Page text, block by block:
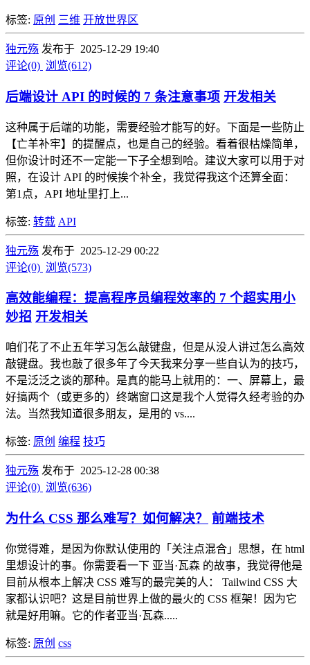
标签: 原创 三维 开放世界区
独元殇 发布于 2025-12-29 19:40
评论(0) 浏览(612)
后端设计 API 的时候的 7 条注意事项 开发相关
这种属于后端的功能，需要经验才能写的好。下面是一些防止
【亡羊补牢】的提醒点，也是自己的经验。看着很枯燥简单，
但你设计时还不一定能一下子全想到哈。建议大家可以用于对
照，在设计 API 的时候挨个补全，我觉得我这个还算全面：
第1点，API 地址里打上...
标签: 转载 API
独元殇 发布于 2025-12-29 00:22
评论(0) 浏览(573)
高效能编程：提高程序员编程效率的 7 个超实用小
妙招 开发相关
咱们花了不止五年学习怎么敲键盘，但是从没人讲过怎么高效
敲键盘。我也敲了很多年了今天我来分享一些自认为的技巧，
不是泛泛之谈的那种。是真的能马上就用的：一、屏幕上，最
好搞两个（或更多的）终端窗口这是我个人觉得久经考验的办
法。当然我知道很多朋友，是用的 vs....
标签: 原创 编程 技巧
独元殇 发布于 2025-12-28 00:38
评论(0) 浏览(636)
为什么 CSS 那么难写？如何解决？ 前端技术
你觉得难，是因为你默认使用的「关注点混合」思想，在 html
里想设计的事。你需要看一下 亚当·瓦森 的故事，我觉得他是
目前从根本上解决 CSS 难写的最完美的人： Tailwind CSS 大
家都认识吧？这是目前世界上做的最火的 CSS 框架！因为它
就是好用嘛。它的作者亚当·瓦森.....
标签: 原创 css